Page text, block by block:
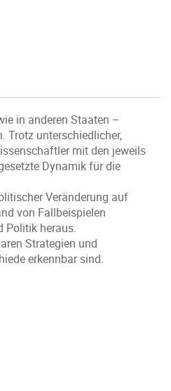
in anderen Staaten –
Trotz unterschiedlicher,
mit den jeweils
Dynamik für die
Veränderung auf
von Fallbeispielen
Politik heraus.
Strategien und
erkennbar sind.